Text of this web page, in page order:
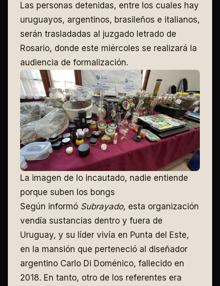
Las personas detenidas, entre los cuales hay
uruguayos, argentinos, brasileños e italianos,
serán trasladadas al juzgado letrado de
Rosario, donde este miércoles se realizará la
audiencia de formalización.
La imagen de lo incautado, nadie entiende
porque suben los bongs
Según informó Subrayado, esta organización
vendía sustancias dentro y fuera de
Uruguay, y su líder vivía en Punta del Este,
en la mansión que perteneció al diseñador
argentino Carlo Di Doménico, fallecido en
2018. En tanto, otro de los referentes era